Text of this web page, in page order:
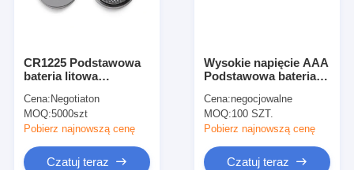
Bateria litowo-polimerowa
Akumulatory NIMH
Akumulatory NiCd
Ładowarka baterii LCD
CR1225 Podstawowa
bateria litowa
manganowy Komórka
guzikowa Typ 50 mAh
Cena:Negotiaton
MOQ:5000szt
Pobierz najnowszą cenę
Czatuj teraz
Wysokie napięcie AAA
Podstawowa bateria
Cena:negocjowalne
MOQ:100 SZT.
Pobierz najnowszą cenę
Czatuj teraz